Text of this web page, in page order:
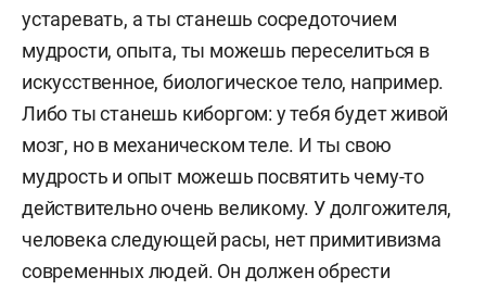
устаревать, а ты станешь сосредоточием
мудрости, опыта, ты можешь переселиться в
искусственное, биологическое тело, например.
Либо ты станешь киборгом: у тебя будет живой
мозг, но в механическом теле. И ты свою
мудрость и опыт можешь посвятить чему-то
действительно очень великому. У долгожителя,
человека следующей расы, нет примитивизма
современных людей. Он должен обрести